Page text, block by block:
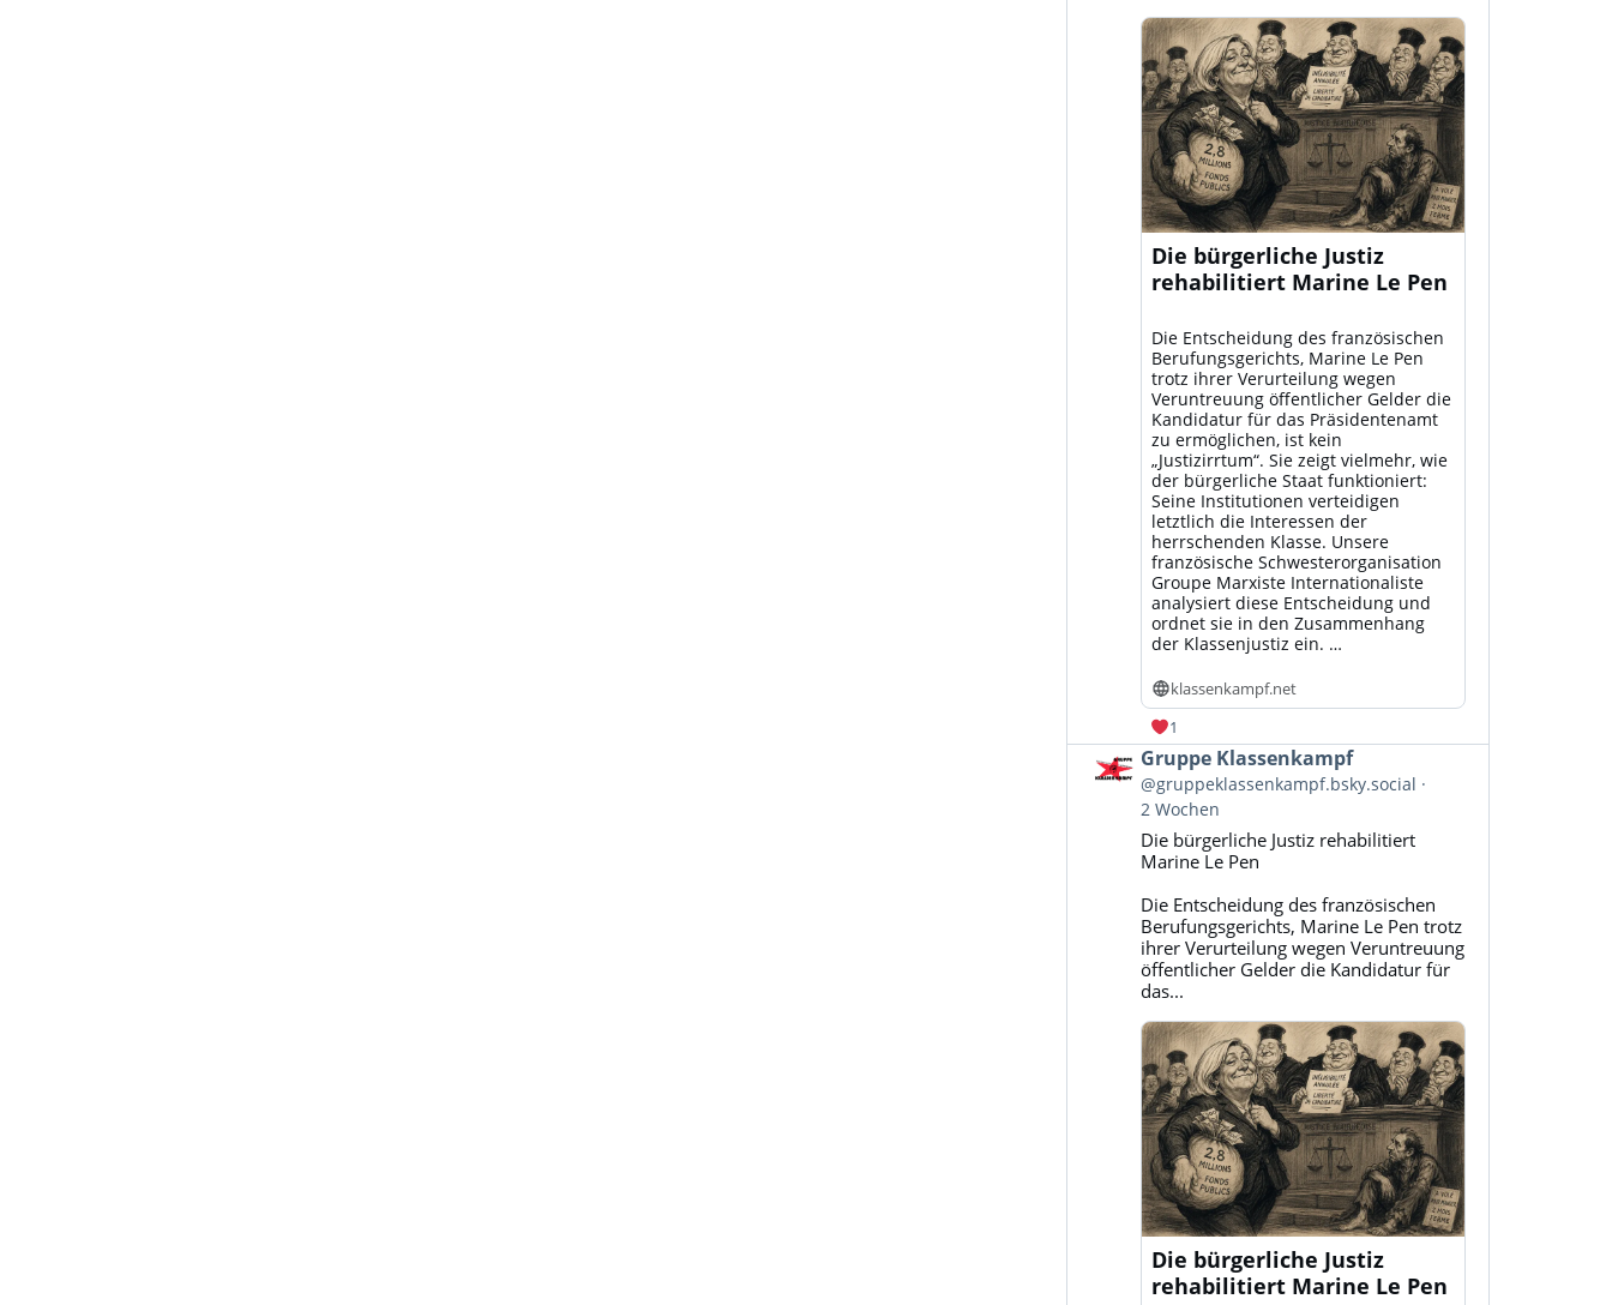
Die bürgerliche Justiz
rehabilitiert Marine Le Pen
Die Entscheidung des französischen
Berufungsgerichts, Marine Le Pen
trotz ihrer Verurteilung wegen
Veruntreuung öffentlicher Gelder die
Kandidatur für das Präsidentenamt
zu ermöglichen, ist kein
„Justizirrtum“. Sie zeigt vielmehr, wie
der bürgerliche Staat funktioniert:
Seine Institutionen verteidigen
letztlich die Interessen der
herrschenden Klasse. Unsere
französische Schwesterorganisation
Groupe Marxiste Internationaliste
analysiert diese Entscheidung und
ordnet sie in den Zusammenhang
der Klassenjustiz ein. …
klassenkampf.net
1
Beitrag
von
Gruppe
Klassenkampf
Bluesky
ansehen
Gruppe Klassenkampf
@gruppeklassenkampf.bsky.social
2 Wochen
Die bürgerliche Justiz rehabilitiert
Marine Le Pen
Die Entscheidung des französischen
Berufungsgerichts, Marine Le Pen trotz
ihrer Verurteilung wegen Veruntreuung
öffentlicher Gelder die Kandidatur für
das...
Die bürgerliche Justiz
rehabilitiert Marine Le Pen